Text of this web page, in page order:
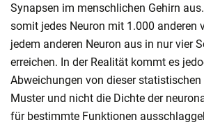
Synapsen im menschlichen Gehirn
somit jedes Neuron mit 1.000 anderen
jedem anderen Neuron aus in nur vier
erreichen. In der Realität kommt es
Abweichungen von dieser
Muster und nicht die Dichte der
für bestimmte Funktionen